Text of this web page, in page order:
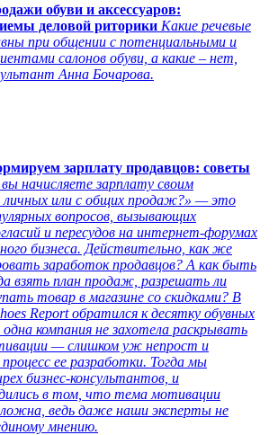
обуви и аксессуаров:
деловой риторики Какие речевые
при общении с потенциальными и
салонов обуви, а какие – нет,
Анна Бочарова.
зарплату продавцов: советы
начисляете зарплату своим
личных или с общих продаж?» — это
вопросов, вызывающих
и пересудов на интернет-форумах
бизнеса. Действительно, как же
заработок продавцов? А как быть
взять план продаж, разрешать ли
товар в магазине со скидками? В
Report обратился к десятку обувных
компания не захотела раскрывать
— слишком уж непрост и
ее разработки. Тогда мы
бизнес-консультантов, и
в том, что тема мотивации
ведь даже наши эксперты не
мнению.